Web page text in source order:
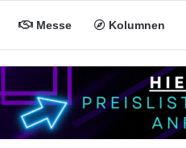
Messe Kolumnen